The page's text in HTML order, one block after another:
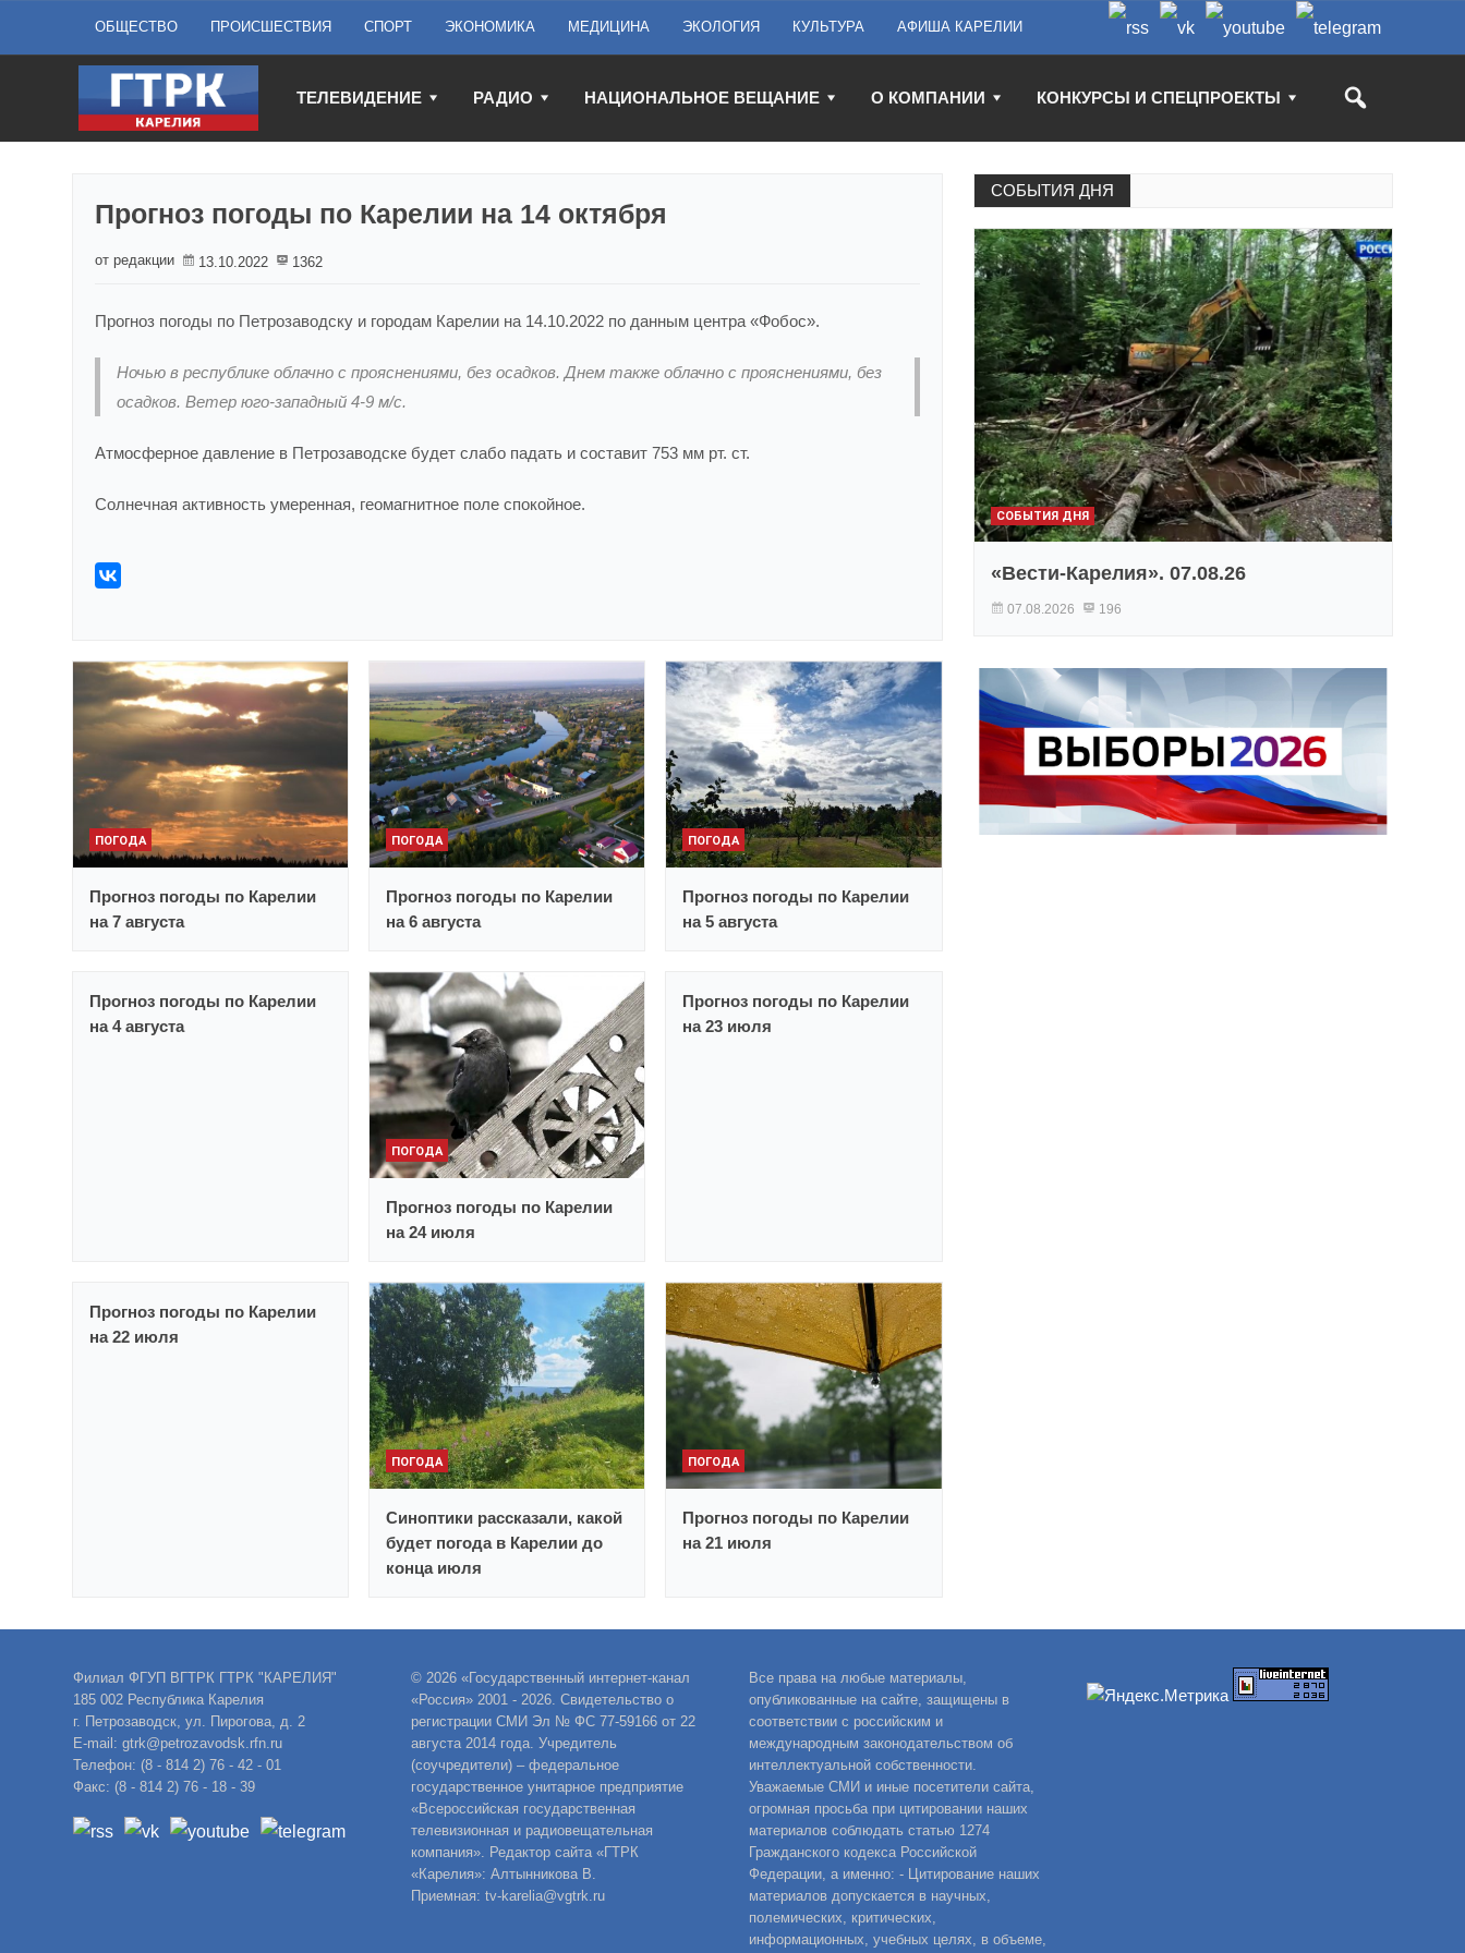
ОБЩЕСТВО ПРОИСШЕСТВИЯ СПОРТ ЭКОНОМИКА МЕДИЦИНА ЭКОЛОГИЯ КУЛЬТУРА АФИША КАРЕЛИИ
ТЕЛЕВИДЕНИЕ РАДИО НАЦИОНАЛЬНОЕ ВЕЩАНИЕ О КОМПАНИИ КОНКУРСЫ И СПЕЦПРОЕКТЫ
Прогноз погоды по Карелии на 14 октября
от редакции 13.10.2022 1362
Прогноз погоды по Петрозаводску и городам Карелии на 14.10.2022 по данным центра «Фобос».
Ночью в республике облачно с прояснениями, без осадков. Днем также облачно с прояснениями, без
осадков. Ветер юго-западный 4-9 м/c.
Атмосферное давление в Петрозаводске будет слабо падать и составит 753 мм рт. ст.
Солнечная активность умеренная, геомагнитное поле спокойное.
ПОГОДА
Прогноз погоды по Карелии
на 7 августа
ПОГОДА
Прогноз погоды по Карелии
на 6 августа
ПОГОДА
Прогноз погоды по Карелии
на 5 августа
Прогноз погоды по Карелии
на 4 августа
ПОГОДА
Прогноз погоды по Карелии
на 24 июля
Прогноз погоды по Карелии
на 23 июля
Прогноз погоды по Карелии
на 22 июля
ПОГОДА
Синоптики рассказали, какой
будет погода в Карелии до
конца июля
ПОГОДА
Прогноз погоды по Карелии
на 21 июля
СОБЫТИЯ ДНЯ
СОБЫТИЯ ДНЯ
«Вести-Карелия». 07.08.26
07.08.2026 196
Филиал ФГУП ВГТРК ГТРК "КАРЕЛИЯ"
185 002 Республика Карелия
г. Петрозаводск, ул. Пирогова, д. 2
E-mail: gtrk@petrozavodsk.rfn.ru
Телефон: (8 - 814 2) 76 - 42 - 01
Факс: (8 - 814 2) 76 - 18 - 39
© 2026 «Государственный интернет-канал
«Россия» 2001 - 2026. Свидетельство о
регистрации СМИ Эл № ФС 77-59166 от 22
августа 2014 года. Учредитель
(соучредители) – федеральное
государственное унитарное предприятие
«Всероссийская государственная
телевизионная и радиовещательная
компания». Редактор сайта «ГТРК
«Карелия»: Алтынникова В.
Приемная: tv-karelia@vgtrk.ru
Все права на любые материалы,
опубликованные на сайте, защищены в
соответствии с российским и
международным законодательством об
интеллектуальной собственности.
Уважаемые СМИ и иные посетители сайта,
огромная просьба при цитировании наших
материалов соблюдать статью 1274
Гражданского кодекса Российской
Федерации, а именно: - Цитирование наших
материалов допускается в научных,
полемических, критических,
информационных, учебных целях, в объеме,